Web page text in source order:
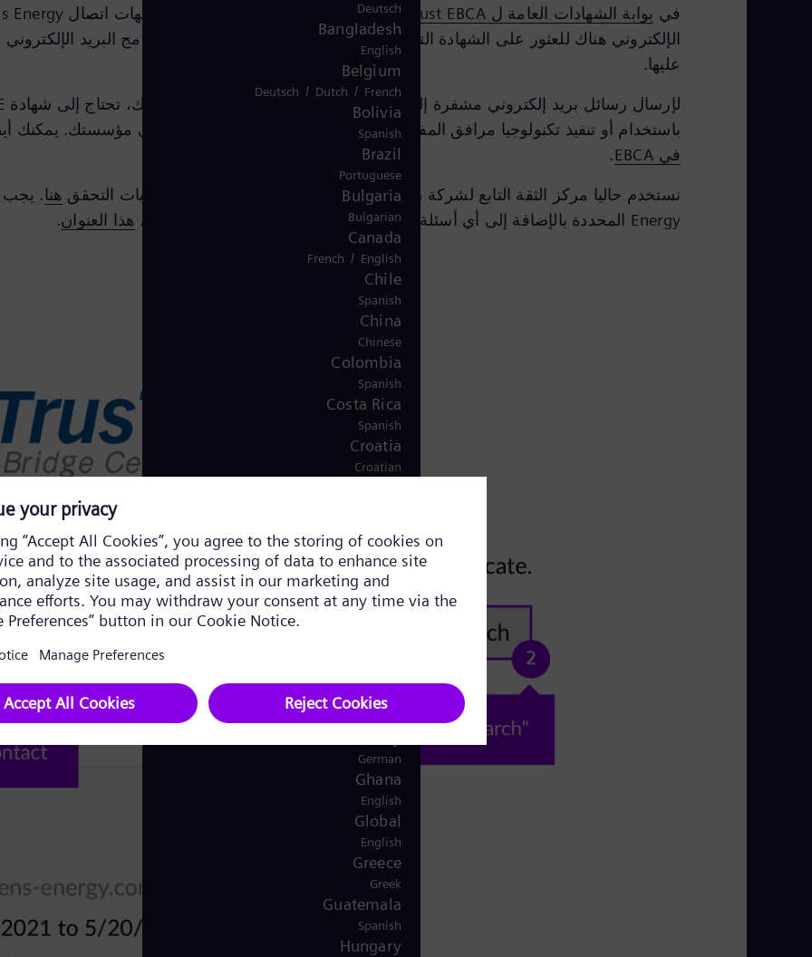
في بوابة الشهادات العامة ل TeleTrust EBCA
الإلكتروني هناك للعثور على الشهادة التي تحتاجها للتشفير وتنزيلها. في معظم برامج البريد
عليها.
باستخدام أو تنفيذ تكنولوجيا مرافق المفاتيح العمومية مع جهات الاتصال التقنية في مؤسستك. يمكنك
في EBCA
.
نستخدم حاليا مركز الثقة التابع لشركة Siemens AG. يمكن العثور على جميع عمليات التحقق هنا
Energy المحددة بالإضافة إلى أي أسئلة تتعلق بالسياسة عبر البريد الإلكتروني إلى
هذا العنوان.
Deutsch
Bangladesh
English
Belgium
French
/
Dutch
/
Deutsch
Bolivia
Spanish
Brazil
Portuguese
Bulgaria
Bulgarian
Canada
English
/
French
Chile
Spanish
China
Chinese
Colombia
Spanish
Costa Rica
Spanish
Croatia
Croatian
Danish
Dominican Republic
Spanish
Egypt
France
German
Ghana
English
Global
English
Greece
Greek
Guatemala
Spanish
Hungary